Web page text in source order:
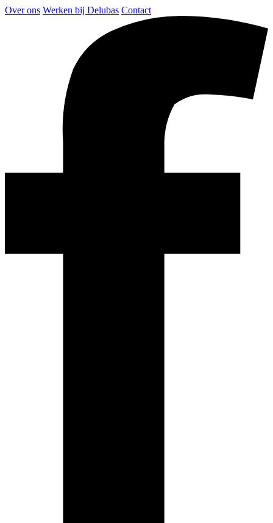
Over ons Werken bij Delubas Contact